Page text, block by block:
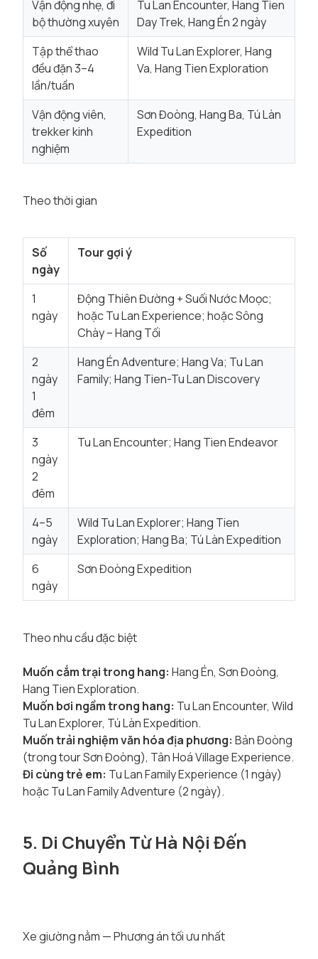
Vận động nhẹ, đi
bộ thường xuyên
Tu Lan Encounter, Hang Tien
Day Trek, Hang Én 2 ngày
Tập thể thao
đều đặn 3–4
lần/tuần
Wild Tu Lan Explorer, Hang
Va, Hang Tien Exploration
Vận động viên,
trekker kinh
nghiệm
Sơn Đoòng, Hang Ba, Tú Làn
Expedition
Theo thời gian
Số
ngày
Tour gợi ý
1
ngày
Động Thiên Đường + Suối Nước Moọc;
hoặc Tu Lan Experience; hoặc Sông
Chày – Hang Tối
2
ngày
1
đêm
Hang Én Adventure; Hang Va; Tu Lan
Family; Hang Tien-Tu Lan Discovery
3
ngày
2
đêm
Tu Lan Encounter; Hang Tien Endeavor
4–5
ngày
Wild Tu Lan Explorer; Hang Tien
Exploration; Hang Ba; Tú Làn Expedition
6
ngày
Sơn Đoòng Expedition
Theo nhu cầu đặc biệt
Muốn cắm trại trong hang: Hang Én, Sơn Đoòng,
Hang Tien Exploration.
Muốn bơi ngầm trong hang: Tu Lan Encounter, Wild
Tu Lan Explorer, Tú Làn Expedition.
Muốn trải nghiệm văn hóa địa phương: Bản Đoòng
(trong tour Sơn Đoòng), Tân Hoá Village Experience.
Đi cùng trẻ em: Tu Lan Family Experience (1 ngày)
hoặc Tu Lan Family Adventure (2 ngày).
5. Di Chuyển Từ Hà Nội Đến
Quảng Bình
Xe giường nằm — Phương án tối ưu nhất